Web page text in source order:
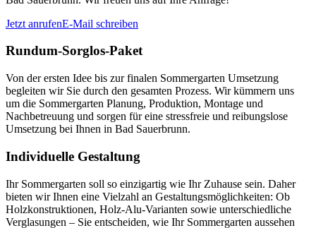
Jetzt anrufenE-Mail schreiben
Rundum-Sorglos-Paket
Von der ersten Idee bis zur finalen Sommergarten Umsetzung
begleiten wir Sie durch den gesamten Prozess. Wir kümmern uns
um die Sommergarten Planung, Produktion, Montage und
Nachbetreuung und sorgen für eine stressfreie und reibungslose
Umsetzung bei Ihnen in Bad Sauerbrunn.
Individuelle Gestaltung
Ihr Sommergarten soll so einzigartig wie Ihr Zuhause sein. Daher
bieten wir Ihnen eine Vielzahl an Gestaltungsmöglichkeiten: Ob
Holzkonstruktionen, Holz-Alu-Varianten sowie unterschiedliche
Verglasungen – Sie entscheiden, wie Ihr Sommergarten aussehen